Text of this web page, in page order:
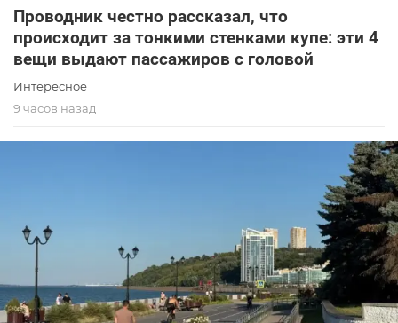
Проводник честно рассказал, что
происходит за тонкими стенками купе: эти 4
вещи выдают пассажиров с головой
Интересное
9 часов назад